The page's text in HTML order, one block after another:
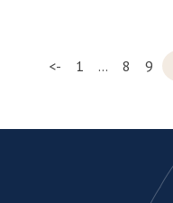
<- 1 … 8 9